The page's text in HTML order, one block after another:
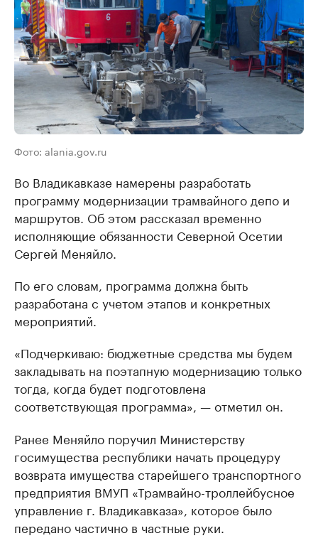
Фото: alania.gov.ru
Во Владикавказе намерены разработать
программу модернизации трамвайного депо и
маршрутов. Об этом рассказал временно
исполняющие обязанности Северной Осетии
Сергей Меняйло.
По его словам, программа должна быть
разработана с учетом этапов и конкретных
мероприятий.
«Подчеркиваю: бюджетные средства мы будем
закладывать на поэтапную модернизацию только
тогда, когда будет подготовлена
соответствующая программа», — отметил он.
Ранее Меняйло поручил Министерству
госимущества республики начать процедуру
возврата имущества старейшего транспортного
предприятия ВМУП «Трамвайно-троллейбусное
управление г. Владикавказа», которое было
передано частично в частные руки.